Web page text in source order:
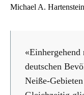
Michael A.
deutschen
Neiße-